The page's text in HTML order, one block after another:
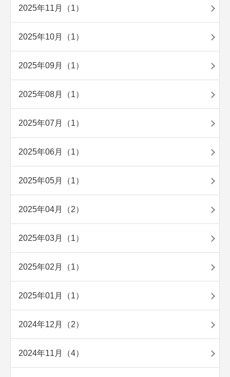
2025年11月（1）
2025年10月（1）
2025年09月（1）
2025年08月（1）
2025年07月（1）
2025年06月（1）
2025年05月（1）
2025年04月（2）
2025年03月（1）
2025年02月（1）
2025年01月（1）
2024年12月（2）
2024年11月（4）